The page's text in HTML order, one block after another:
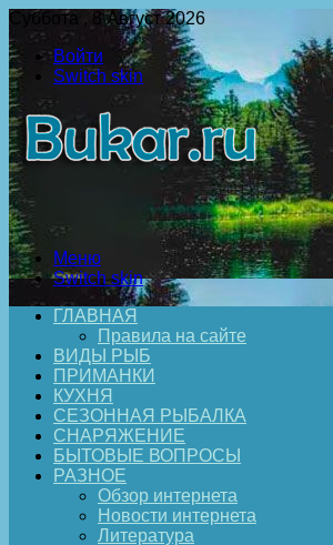
Суббота , 8 Август 2026
Войти
Switch skin
Меню
Switch skin
ГЛАВНАЯ
Правила на сайте
ВИДЫ РЫБ
ПРИМАНКИ
КУХНЯ
СЕЗОННАЯ РЫБАЛКА
СНАРЯЖЕНИЕ
БЫТОВЫЕ ВОПРОСЫ
РАЗНОЕ
Обзор интернета
Новости интернета
Литература